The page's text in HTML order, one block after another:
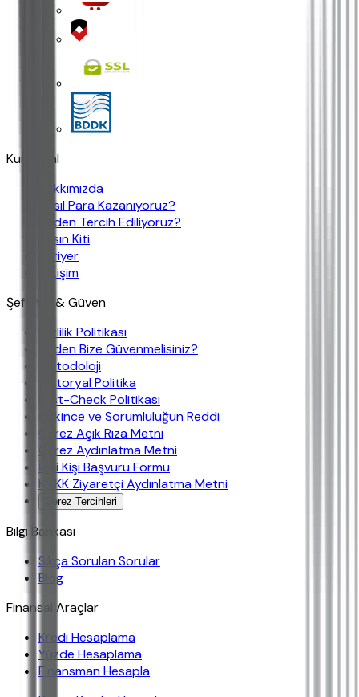
Kurumsal
Hakkımızda
Nasıl Para Kazanıyoruz?
Neden Tercih Ediliyoruz?
Basın Kiti
Kariyer
İletişim
Şeffaflık & Güven
Gizlilik Politikası
Neden Bize Güvenmelisiniz?
Metodoloji
Editoryal Politika
Fast-Check Politikası
Çekince ve Sorumluluğun Reddi
Çerez Açık Rıza Metni
Çerez Aydınlatma Metni
İlgili Kişi Başvuru Formu
KVKK Ziyaretçi Aydınlatma Metni
Çerez Tercihleri
Bilgi Bankası
Sıkça Sorulan Sorular
Blog
Finansal Araçlar
Kredi Hesaplama
Yüzde Hesaplama
Finansman Hesapla